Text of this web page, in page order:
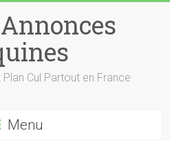
Cul Partout en France
Menu